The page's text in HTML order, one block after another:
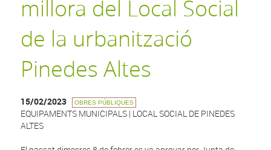
millora del Local Social
de la urbanització
Pinedes Altes
15/02/2023 OBRES PÚBLIQUES
EQUIPAMENTS MUNICIPALS | LOCAL SOCIAL DE PINEDES
ALTES